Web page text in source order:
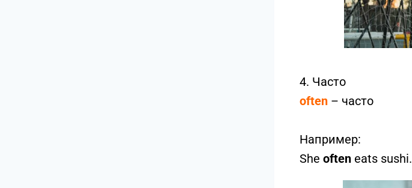
4. Часто
often– часто
Например:
She ofteneats sushi.